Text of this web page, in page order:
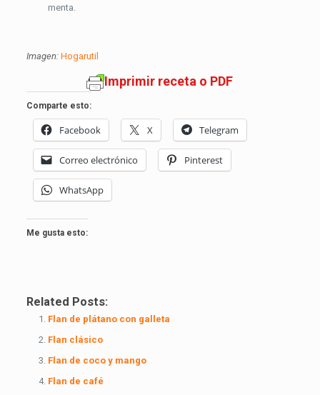
menta.
Imagen: Hogarutil
Imprimir receta o PDF
Comparte esto:
Facebook X Telegram
Correo electrónico Pinterest
WhatsApp
Me gusta esto:
Related Posts:
Flan de plátano con galleta
Flan clásico
Flan de coco y mango
Flan de café